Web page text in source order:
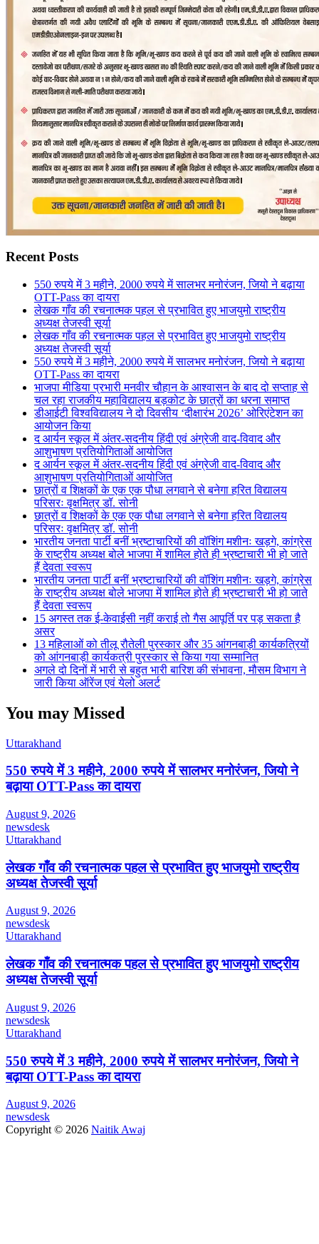
Recent Posts
550 रुपये में 3 महीने, 2000 रुपये में सालभर मनोरंजन, जियो ने बढ़ाया
OTT-Pass का दायरा
लेखक गाँव की रचनात्मक पहल से प्रभावित हुए भाजयुमो राष्ट्रीय
अध्यक्ष तेजस्वी सूर्या
लेखक गाँव की रचनात्मक पहल से प्रभावित हुए भाजयुमो राष्ट्रीय
अध्यक्ष तेजस्वी सूर्या
550 रुपये में 3 महीने, 2000 रुपये में सालभर मनोरंजन, जियो ने बढ़ाया
OTT-Pass का दायरा
भाजपा मीडिया प्रभारी मनवीर चौहान के आश्वासन के बाद दो सप्ताह से
चल रहा राजकीय महाविद्यालय बड़कोट के छात्रों का धरना समाप्त
डीआईटी विश्वविद्यालय ने दो दिवसीय ‘दीक्षारंभ 2026’ ओरिएंटेशन का
आयोजन किया
द आर्यन स्कूल में अंतर-सदनीय हिंदी एवं अंग्रेजी वाद-विवाद और
आशुभाषण प्रतियोगिताओं आयोजित
द आर्यन स्कूल में अंतर-सदनीय हिंदी एवं अंग्रेजी वाद-विवाद और
आशुभाषण प्रतियोगिताओं आयोजित
छात्रों व शिक्षकों के एक एक पौधा लगवाने से बनेगा हरित विद्यालय
परिसरः वृक्षमित्र डॉ. सोनी
छात्रों व शिक्षकों के एक एक पौधा लगवाने से बनेगा हरित विद्यालय
परिसरः वृक्षमित्र डॉ. सोनी
भारतीय जनता पार्टी बनीं भ्रष्टाचारियों की वॉशिंग मशीनः खड़गे, कांग्रेस
के राष्ट्रीय अध्यक्ष बोले भाजपा में शामिल होते ही भ्रष्टाचारी भी हो जाते
हैं देवता स्वरूप
भारतीय जनता पार्टी बनीं भ्रष्टाचारियों की वॉशिंग मशीनः खड़गे, कांग्रेस
के राष्ट्रीय अध्यक्ष बोले भाजपा में शामिल होते ही भ्रष्टाचारी भी हो जाते
हैं देवता स्वरूप
15 अगस्त तक ई-केवाईसी नहीं कराई तो गैस आपूर्ति पर पड़ सकता है
असर
13 महिलाओं को तीलू रौतेली पुरस्कार और 35 आंगनबाड़ी कार्यकत्रियों
को आंगनबाड़ी कार्यकत्री पुरस्कार से किया गया सम्मानित
अगले दो दिनों में भारी से बहुत भारी बारिश की संभावना, मौसम विभाग ने
जारी किया ऑरेंज एवं येलो अलर्ट
You may Missed
Uttarakhand
550 रुपये में 3 महीने, 2000 रुपये में सालभर मनोरंजन, जियो ने
बढ़ाया OTT-Pass का दायरा
August 9, 2026
newsdesk
Uttarakhand
लेखक गाँव की रचनात्मक पहल से प्रभावित हुए भाजयुमो राष्ट्रीय
अध्यक्ष तेजस्वी सूर्या
August 9, 2026
newsdesk
Uttarakhand
लेखक गाँव की रचनात्मक पहल से प्रभावित हुए भाजयुमो राष्ट्रीय
अध्यक्ष तेजस्वी सूर्या
August 9, 2026
newsdesk
Uttarakhand
550 रुपये में 3 महीने, 2000 रुपये में सालभर मनोरंजन, जियो ने
बढ़ाया OTT-Pass का दायरा
August 9, 2026
newsdesk
Copyright © 2026 Naitik Awaj